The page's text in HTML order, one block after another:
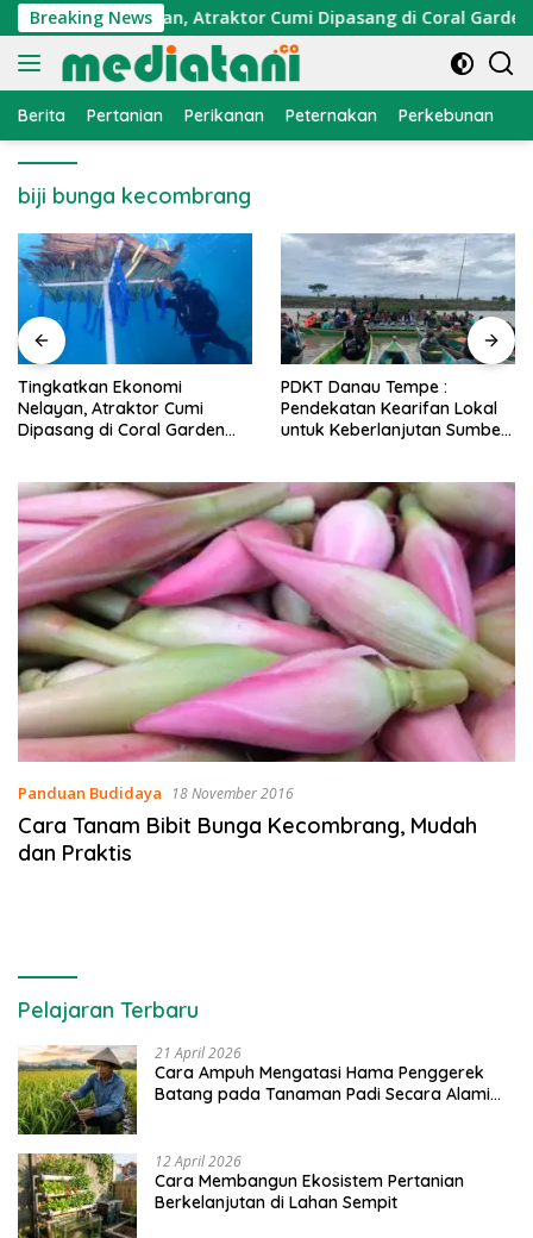
Langsung
ke
konten
Breaking News
Nelayan, Atraktor Cumi Dipasang di Coral Garden
Berita Pertanian Perikanan Peternakan Perkebunan
biji bunga kecombrang
PDKT Danau Tempe :
Pendekatan Kearifan Lokal
untuk Keberlanjutan Sumber
Cara Mengatasi Penyakit
PMK pada Sapi Perah Secara
Alami dan Medis
Panduan Budidaya 18 November 2016
Cara Tanam Bibit Bunga Kecombrang, Mudah
dan Praktis
Pelajaran Terbaru
21 April 2026
Cara Ampuh Mengatasi Hama Penggerek
Batang pada Tanaman Padi Secara Alami
12 April 2026
Cara Membangun Ekosistem Pertanian
Berkelanjutan di Lahan Sempit